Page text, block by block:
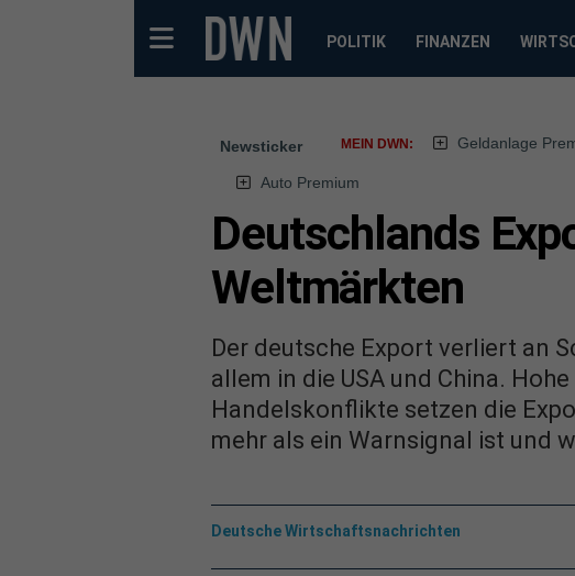
POLITIK FINANZEN
Newsticker MEIN DWN: Geldanlage
Auto Premium
Deutschlands
Weltmärkten
Der deutsche Export verliert an
allem in die USA und China.
Handelskonflikte setzen die
mehr als ein Warnsignal ist und
Deutsche Wirtschaftsnachrichten